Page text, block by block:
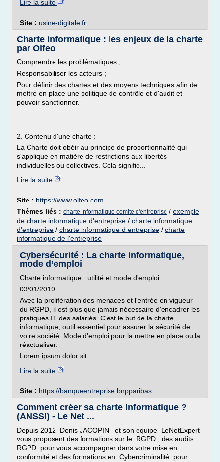
Lire la suite
Site : usine-digitale.fr
Charte informatique : les enjeux de la charte
par Olfeo
Comprendre les problématiques ;
Responsabiliser les acteurs ;
Pour définir des chartes et des moyens techniques afin de
mettre en place une politique de contrôle et d'audit et
pouvoir sanctionner.
2. Contenu d'une charte :
La Charte doit obéir au principe de proportionnalité qui
s'applique en matière de restrictions aux libertés
individuelles ou collectives. Cela signifie...
Lire la suite
Site : https://www.olfeo.com
Thèmes liés : charte informatique comite d'entreprise / exemple
de charte informatique d'entreprise / charte informatique
d'entreprise / charte informatique d entreprise / charte
informatique de l'entreprise
Cybersécurité : La charte informatique,
mode d’emploi
Charte informatique : utilité et mode d'emploi
03/01/2019
Avec la prolifération des menaces et l'entrée en vigueur
du RGPD, il est plus que jamais nécessaire d'encadrer les
pratiques IT des salariés. C'est le but de la charte
informatique, outil essentiel pour assurer la sécurité de
votre société. Mode d'emploi pour la mettre en place ou la
réactualiser.
Lorem ipsum dolor sit...
Lire la suite
Site : https://banqueentreprise.bnpparibas
Comment créer sa charte Informatique ?
(ANSSI) - Le Net ...
Depuis 2012 Denis JACOPINI et son équipe LeNetExpert
vous proposent des formations sur le RGPD , des audits
RGPD pour vous accompagner dans votre mise en
conformité et des formations en Cybercriminalité pour